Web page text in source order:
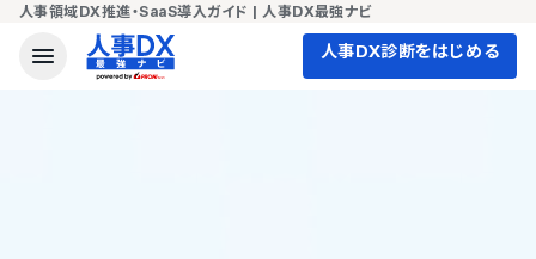
人事領域DX推進・SaaS導入ガイド | 人事DX最強ナビ
人事DX診断をはじめる